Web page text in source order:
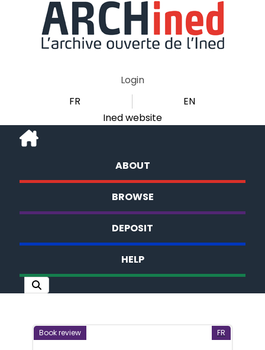
Login
FR
EN
Ined website
ABOUT
BROWSE
DEPOSIT
HELP
Book review FR